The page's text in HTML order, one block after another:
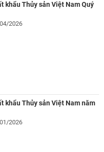
khẩu Thủy sản Việt Nam Quý
2026
khẩu Thủy sản Việt Nam năm
2026